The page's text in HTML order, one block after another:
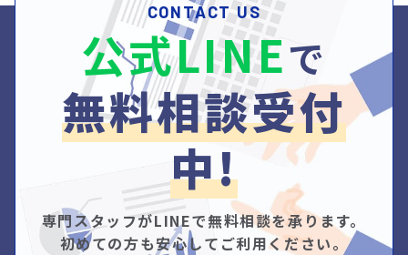
CONTACT US
公式LINEで
無料相談受付
中!
専門スタッフがLINEで無料相談を承ります。
初めての方も安心してご利用ください。